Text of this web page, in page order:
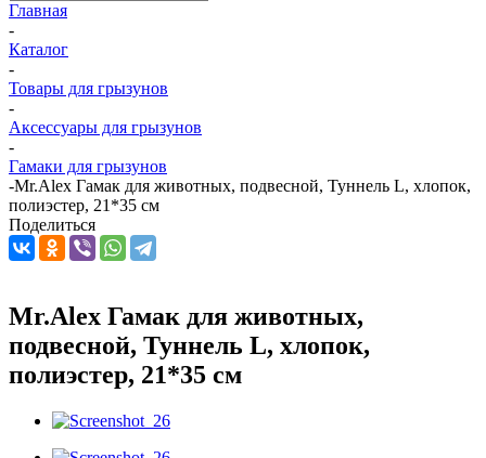
Главная
-
Каталог
-
Товары для грызунов
-
Аксессуары для грызунов
-
Гамаки для грызунов
-Mr.Alex Гамак для животных, подвесной, Туннель L, хлопок,
полиэстер, 21*35 см
Поделиться
Mr.Alex Гамак для животных,
подвесной, Туннель L, хлопок,
полиэстер, 21*35 см